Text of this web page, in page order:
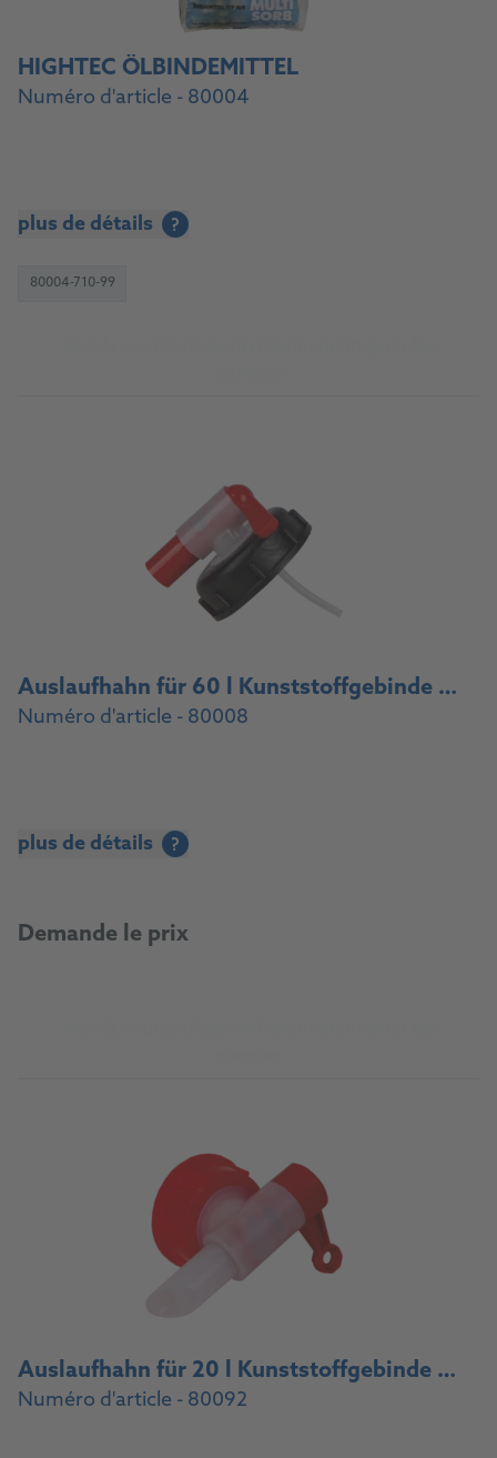
HIGHTEC ÖLBINDEMITTEL
Numéro d'article - 80004
plus de détails ?
80004-710-99
Auslaufhahn für 60 l Kunststoffgebinde / Drain cock for 60 l plastic container
Numéro d'article - 80008
plus de détails ?
Demande le prix
Auslaufhahn für 20 l Kunststoffgebinde / Drain cock for 20 l plastic container
Numéro d'article - 80092